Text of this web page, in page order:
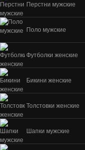
Перстни мужские
Поло мужские
Футболки женские
Бикини женские
Толстовки женские
Шапки мужские